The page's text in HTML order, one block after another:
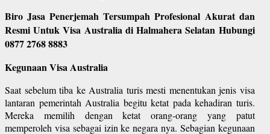
Biro Jasa Penerjemah Tersumpah Profesional Akurat dan
Resmi Untuk Visa Australia di Halmahera Selatan Hubungi
0877 2768 8883
Kegunaan Visa Australia
Saat sebelum tiba ke Australia turis mesti menentukan jenis visa
lantaran pemerintah Australia begitu ketat pada kehadiran turis.
Mereka memilih dengan ketat orang-orang yang patut
memperoleh visa sebagai izin ke negara nya. Sebagian kegunaan